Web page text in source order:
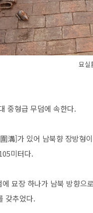
묘실
중형급 무덤에 속한다.
溝]가 있어 남북향 장방형
미터다.
묘장 하나가 남북 방향
갖추었다.